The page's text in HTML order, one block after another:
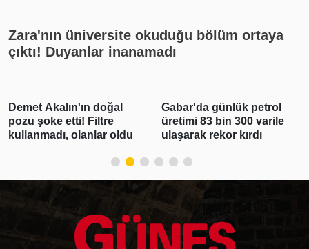
Zara'nın üniversite okuduğu bölüm ortaya
çıktı! Duyanlar inanamadı
Demet Akalın'ın doğal
pozu şoke etti! Filtre
kullanmadı, olanlar oldu
Gabar'da günlük petrol
üretimi 83 bin 300 varile
ulaşarak rekor kırdı